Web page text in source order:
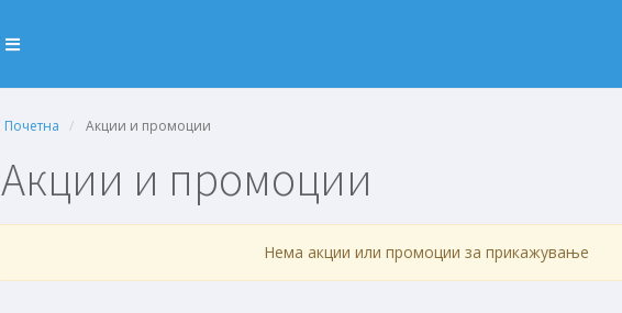
Почетна Акции и промоции
Акции и промоции
Нема акции или промоции за прикажување